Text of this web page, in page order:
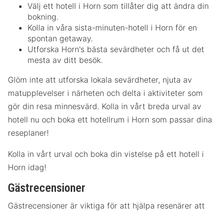
Välj ett hotell i Horn som tillåter dig att ändra din
bokning.
Kolla in våra sista-minuten-hotell i Horn för en
spontan getaway.
Utforska Horn's bästa sevärdheter och få ut det
mesta av ditt besök.
Glöm inte att utforska lokala sevärdheter, njuta av
matupplevelser i närheten och delta i aktiviteter som
gör din resa minnesvärd. Kolla in vårt breda urval av
hotell nu och boka ett hotellrum i Horn som passar dina
reseplaner!
Kolla in vårt urval och boka din vistelse på ett hotell i
Horn idag!
Gästrecensioner
Gästrecensioner är viktiga för att hjälpa resenärer att